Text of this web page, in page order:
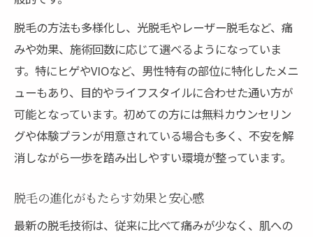
プライベート空間でリラックス脱毛体験
他の客を気にせず脱毛できる利点とは
メンズ脱毛の満足度を高める環境選び
脱毛の施術環境がもたらす安心感
脱毛の方法も多様化し、光脱毛やレーザー脱毛など、痛
みや効果、施術回数に応じて選べるようになっていま
す。特にヒゲやVIOなど、男性特有の部位に特化したメニ
ューもあり、目的やライフスタイルに合わせた通い方が
可能となっています。初めての方には無料カウンセリン
グや体験プランが用意されている場合も多く、不安を解
消しながら一歩を踏み出しやすい環境が整っています。
脱毛の進化がもたらす効果と安心感
最新の脱毛技術は、従来に比べて痛みが少なく、肌への